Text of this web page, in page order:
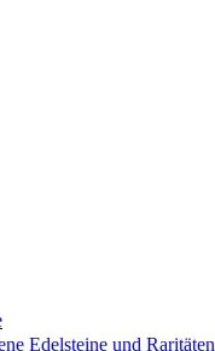
Edelsteine und Raritäten